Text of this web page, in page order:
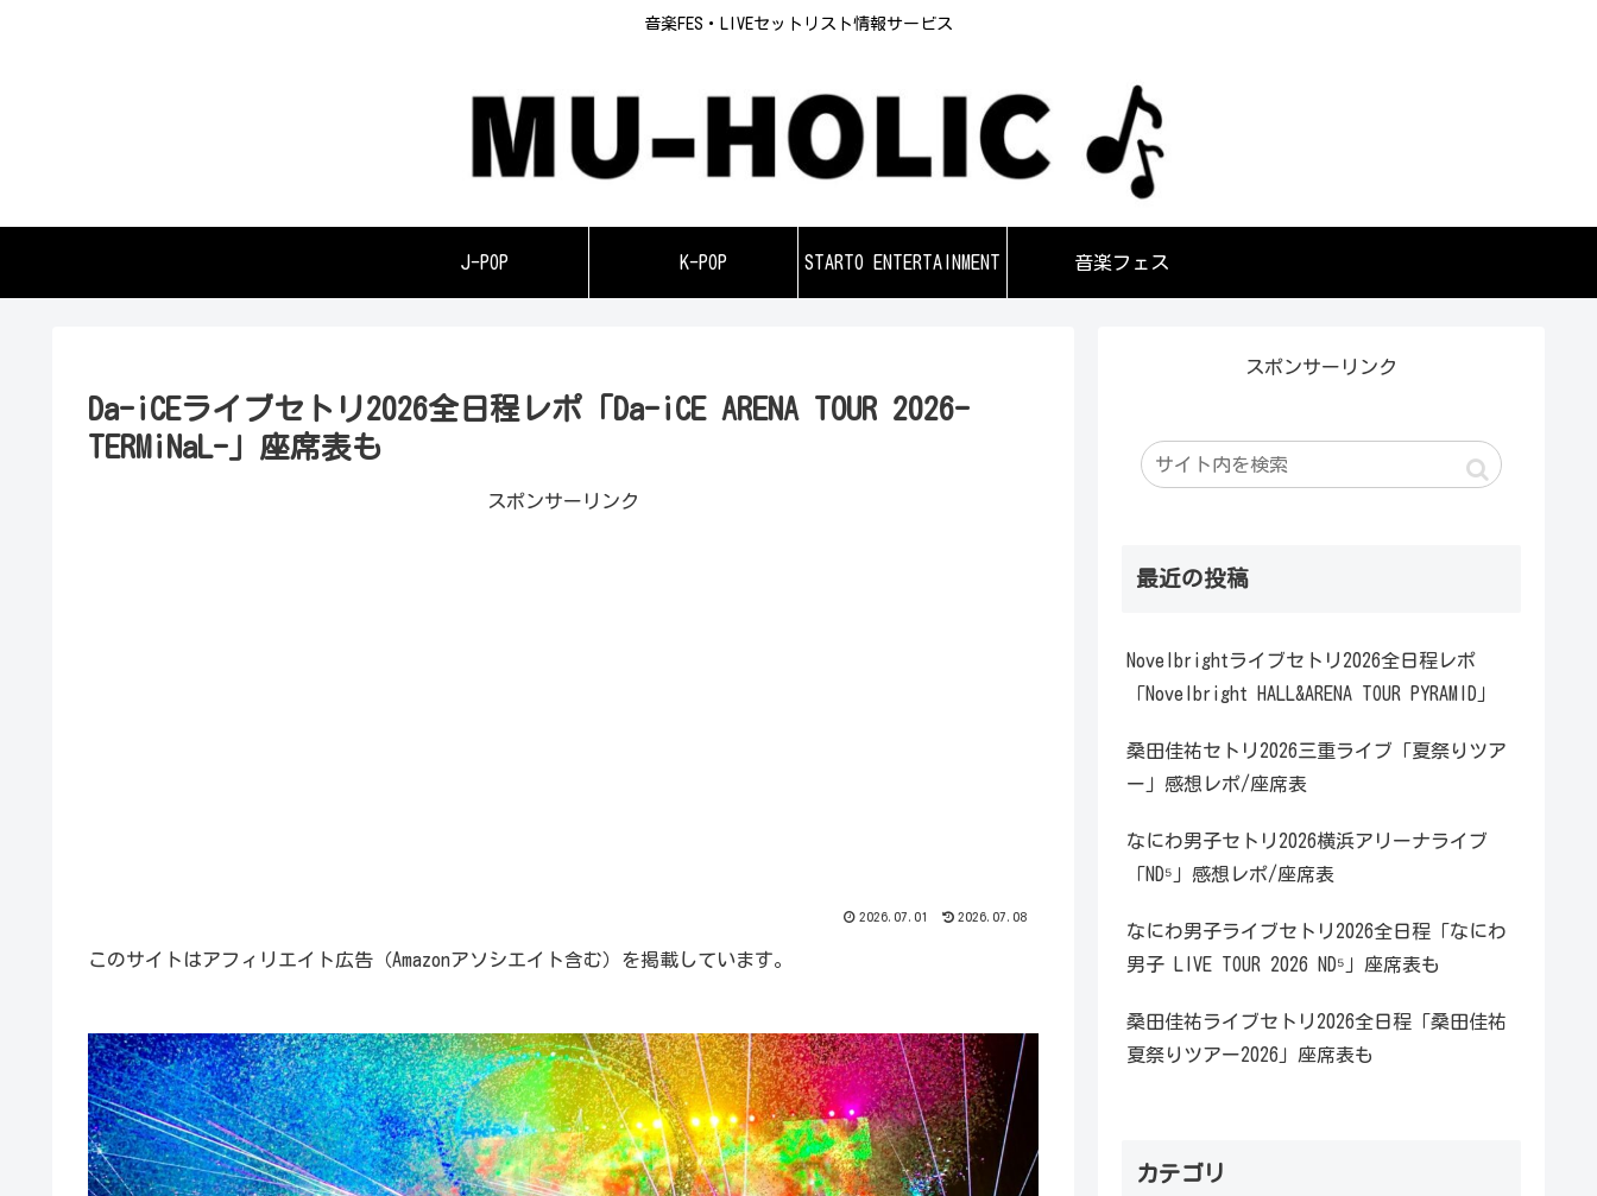
音楽FES・LIVEセットリスト情報サービス
J-POP K-POP STARTO ENTERTAINMENT 音楽フェス
Da-iCEライブセトリ2026全日程レポ「Da-iCE ARENA TOUR 2026-
TERMiNaL-」座席表も
スポンサーリンク
2026.07.01 2026.07.08
このサイトはアフィリエイト広告（Amazonアソシエイト含む）を掲載しています。
スポンサーリンク
最近の投稿
Novelbrightライブセトリ2026全日程レポ
「Novelbright HALL&ARENA TOUR PYRAMID」
桑田佳祐セトリ2026三重ライブ「夏祭りツア
ー」感想レポ/座席表
なにわ男子セトリ2026横浜アリーナライブ
「ND⁵」感想レポ/座席表
なにわ男子ライブセトリ2026全日程「なにわ
男子 LIVE TOUR 2026 ND⁵」座席表も
桑田佳祐ライブセトリ2026全日程「桑田佳祐
夏祭りツアー2026」座席表も
カテゴリ